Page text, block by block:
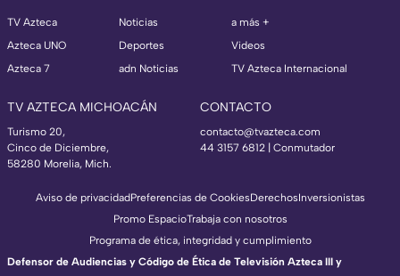
TV Azteca
Azteca UNO
Azteca 7
Noticias
Deportes
adn Noticias
a más +
Videos
TV Azteca Internacional
TV AZTECA MICHOACÁN
Turismo 20,
Cinco de Diciembre,
58280 Morelia, Mich.
CONTACTO
contacto@tvazteca.com
44 3157 6812 | Conmutador
Aviso de privacidadPreferencias de CookiesDerechosInversionistas
Promo EspacioTrabaja con nosotros
Programa de ética, integridad y cumplimiento
Defensor de Audiencias y Código de Ética de Televisión Azteca III y